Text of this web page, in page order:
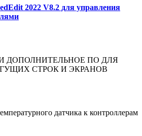
2022 V8.2 для управления
ДОПОЛНИТЕЛЬНОЕ ПО ДЛЯ
СТРОК И ЭКРАНОВ
датчика к контроллерам